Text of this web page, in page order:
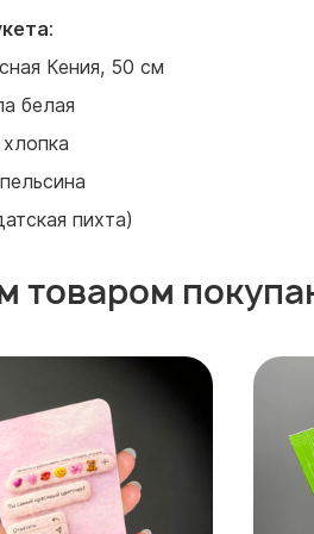
:
Кения, 50 см
белая
пихта)
товаром